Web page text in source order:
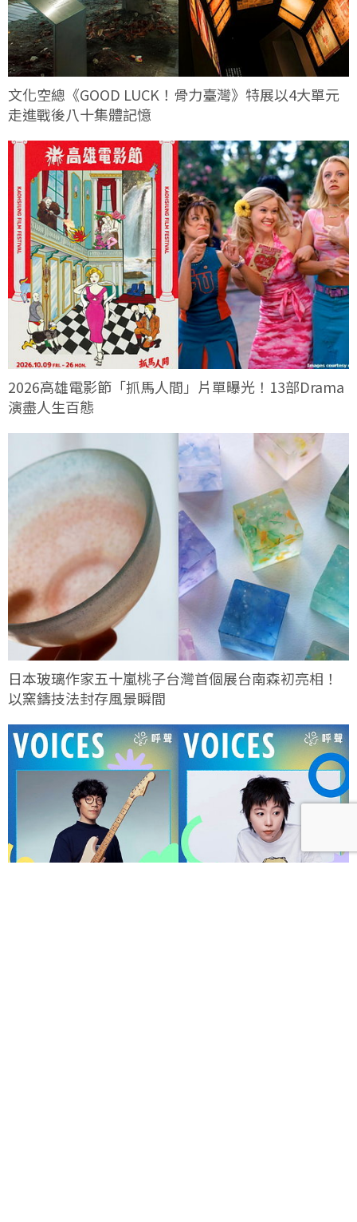
文化空總《GOOD LUCK！骨力臺灣》特展以4大單元
走進戰後八十集體記憶
2026高雄電影節「抓馬人間」片單曝光！13部Drama
演盡人生百態
日本玻璃作家五十嵐桃子台灣首個展台南森初亮相！
以窯鑄技法封存風景瞬間